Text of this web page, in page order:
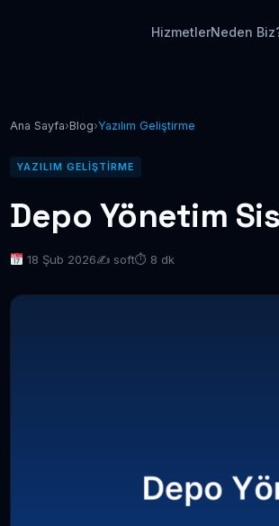
HizmetlerNeden
Ana Sayfa›Blog›Yazılım Geliştirme
YAZILIM GELIŞTIRME
Depo Yönetim
18 Şub 2026✍️ soft⏱ 8 dk